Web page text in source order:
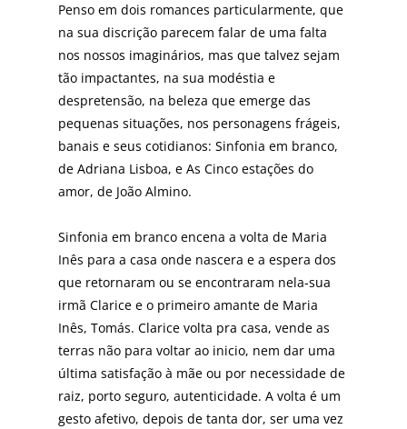
Penso em dois romances particularmente, que
na sua discrição parecem falar de uma falta
nos nossos imaginá­rios, mas que talvez sejam
tão impactantes, na sua mo­déstia e
despretensão, na beleza que emerge das
peque­nas situações, nos personagens frágeis,
banais e seus co­tidianos: Sinfonia em branco,
de Adriana Lisboa, e As Cinco estações do
amor, de João Almino.
Sinfonia em branco encena a volta de Maria
Inês para a casa onde nascera e a espera dos
que retornaram ou se encontraram nela-sua
irmã Clarice e o primeiro aman­te de Maria
Inês, Tomás. Clarice volta pra casa, vende as
terras não para voltar ao inicio, nem dar uma
última sa­tisfação à mãe ou por necessidade de
raiz, porto seguro, autenticidade. A volta é um
gesto afetivo, depois de tanta dor, ser uma vez